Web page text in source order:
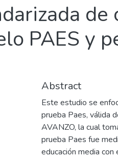
PAES y
Abstract
Este estudio se
prueba Paes, válida
AVANZO, la cual
prueba Paes fue
educación media